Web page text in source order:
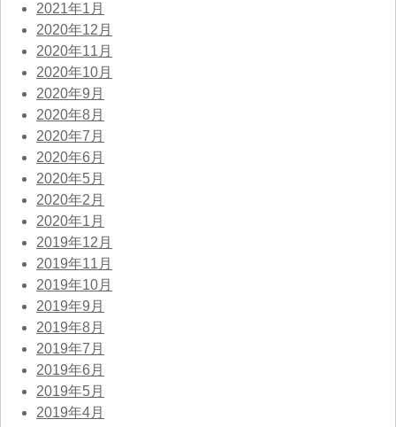
2021年1月
2020年12月
2020年11月
2020年10月
2020年9月
2020年8月
2020年7月
2020年6月
2020年5月
2020年2月
2020年1月
2019年12月
2019年11月
2019年10月
2019年9月
2019年8月
2019年7月
2019年6月
2019年5月
2019年4月